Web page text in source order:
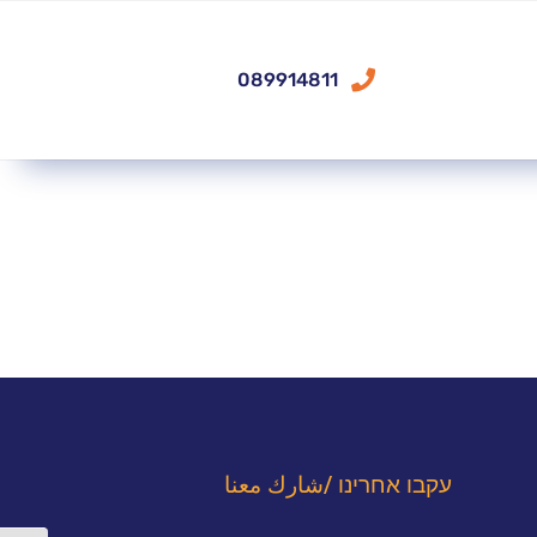
089914811
עקבו אחרינו /شارك معنا